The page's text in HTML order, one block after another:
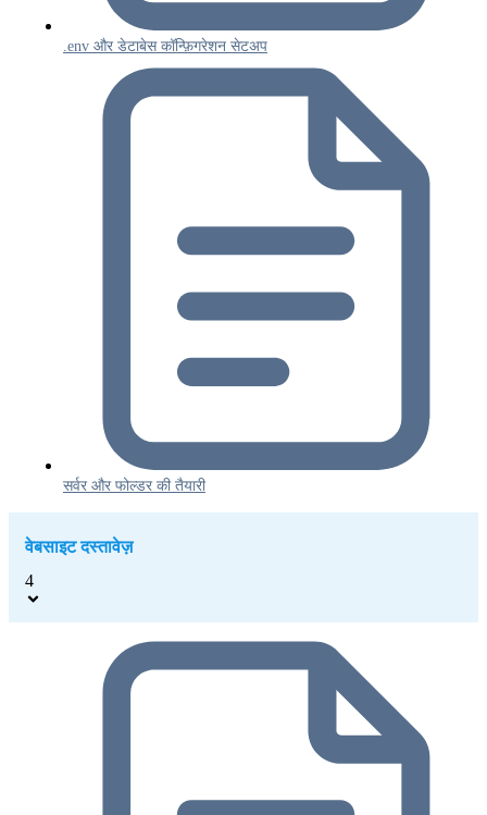
.env और डेटाबेस कॉन्फ़िगरेशन सेटअप
सर्वर और फोल्डर की तैयारी
वेबसाइट दस्तावेज़
4